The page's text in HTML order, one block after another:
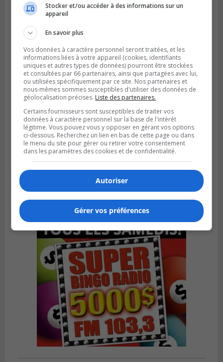
Publié le 2 août 2026 à 23h04
Rappel de quatre produits alimentaires à
Brossard
GREENFIELD PARK
Publié le 31 juillet 2026 à 16h45
Des firmes de Longueuil vont participer
aux méga-travaux de l’hôpital Charles-
Le Moyne
Stocker et/ou accéder à des informations sur un
appareil
En savoir plus
Vos données à caractère personnel seront traitées, et les
informations liées à votre appareil (cookies, identifiants
uniques et autres types de données) pourront être stockées
et consultées par 66 partenaires, ainsi que partagées avec lui,
ou utilisées spécifiquement par ce site. Nos partenaires et
nous-mêmes sommes susceptibles d'utiliser des données de
géolocalisation précises. Liste des partenaires.
Certains fournisseurs sont susceptibles de traiter vos
données à caractère personnel sur la base de l'intérêt
légitime. Vous pouvez vous y opposer en gérant vos options
ci-dessous. Recherchez un lien en bas de cette page ou dans
le menu du site pour gérer ou retirer votre consentement
dans les paramètres des cookies et de confidentialité.
Autoriser
Gérer vos préférences